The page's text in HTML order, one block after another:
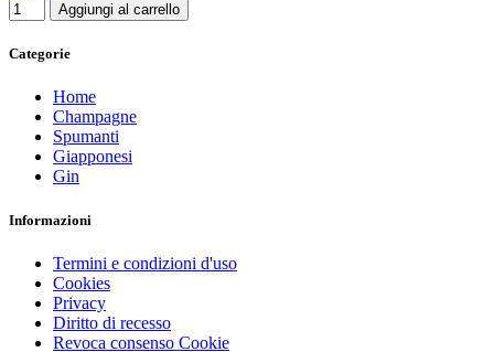
Aggiungi al carrello
Categorie
Home
Champagne
Spumanti
Giapponesi
Gin
Informazioni
Termini e condizioni d'uso
Cookies
Privacy
Diritto di recesso
Revoca consenso Cookie